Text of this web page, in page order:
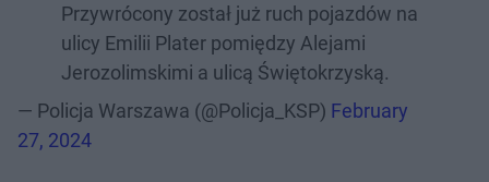
Przywrócony został już ruch pojazdów na
ulicy Emilii Plater pomiędzy Alejami
Jerozolimskimi a ulicą Świętokrzyską.
— Policja Warszawa (@Policja_KSP) February
27, 2024